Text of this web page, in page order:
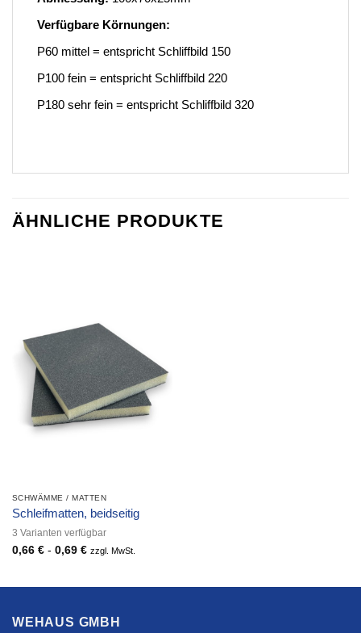
Verfügbare Körnungen:
P60 mittel = entspricht Schliffbild 150
P100 fein = entspricht Schliffbild 220
P180 sehr fein = entspricht Schliffbild 320
ÄHNLICHE PRODUKTE
SCHWÄMME / MATTEN
Schleifmatten, beidseitig
3 Varianten verfügbar
0,66 €- 0,69 € zzgl. MwSt.
WEHAUS GMBH